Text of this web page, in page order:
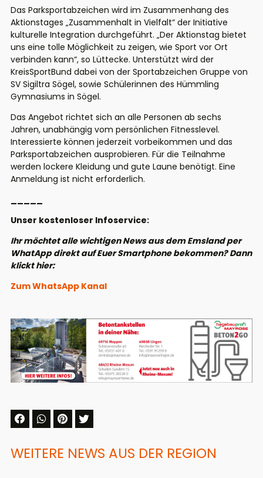
Das Parksportabzeichen wird im Zusammenhang des
Aktionstages „Zusammenhalt in Vielfalt“ der Initiative
kulturelle Integration durchgeführt. „Der Aktionstag bietet
uns eine tolle Möglichkeit zu zeigen, wie Sport vor Ort
verbinden kann“, so Lüttecke. Unterstützt wird der
KreisSportBund dabei von der Sportabzeichen Gruppe von
SV Sigiltra Sögel, sowie Schülerinnen des Hümmling
Gymnasiums in Sögel.
Das Angebot richtet sich an alle Personen ab sechs
Jahren, unabhängig vom persönlichen Fitnesslevel.
Interessierte können jederzeit vorbeikommen und das
Parksportabzeichen ausprobieren. Für die Teilnahme
werden lockere Kleidung und gute Laune benötigt. Eine
Anmeldung ist nicht erforderlich.
Unser kostenloser Infoservice:
Ihr möchtet alle wichtigen News aus dem Emsland per
WhatApp direkt auf Euer Smartphone bekommen? Dann
klickt hier:
Zum WhatsApp Kanal
WEITERE NEWS AUS DER REGION